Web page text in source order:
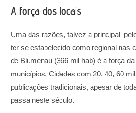
A força dos locais
Uma das razões, talvez a principal,
ter se estabelecido como regional nas
de Blumenau (366 mil hab) é a força
municípios. Cidades com 20, 40, 60
publicações tradicionais, apesar de
passa neste século.